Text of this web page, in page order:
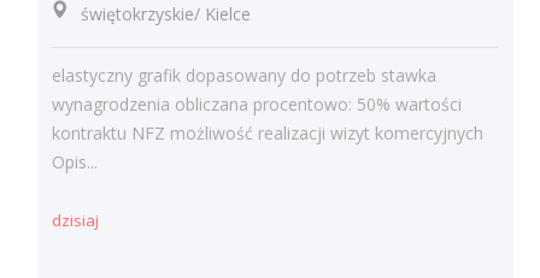
świętokrzyskie/ Kielce
elastyczny grafik dopasowany do potrzeb stawka
wynagrodzenia obliczana procentowo: 50% wartości
kontraktu NFZ możliwość realizacji wizyt komercyjnych
Opis...
dzisiaj